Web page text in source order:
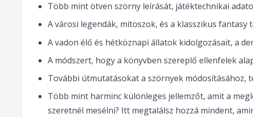
Több mint ötven szörny leírását, játéktechnikai
A városi legendák, mítoszok, és a klasszikus
A vadon élő és hétköznapi állatok kidolgozásait, a
A módszert, hogy a könyvben szereplő ellenfelek
További útmutatásokat a szörnyek módosításához,
Több mint harminc különleges jellemzőt, amit a
szeretnél mesélni? Itt megtalálsz hozzá mindent,